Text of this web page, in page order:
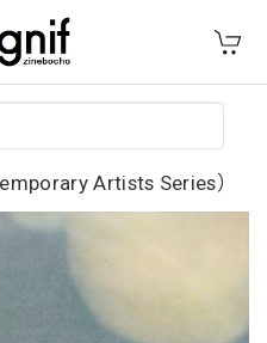
Artists Series）